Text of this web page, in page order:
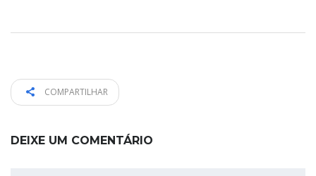
COMPARTILHAR
DEIXE UM COMENTÁRIO